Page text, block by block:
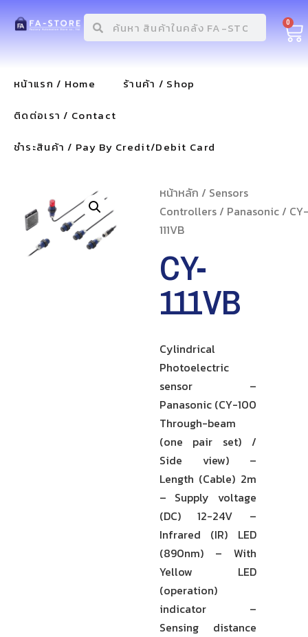
0
หน้าแรก / Home
ร้านค้า / Shop
ติดต่อเรา / Contact
ชำระสินค้า / Pay By Credit/Debit Card
หน้าหลัก / Sensors
Controllers/ Panasonic/ CY-
111VB
CY-
111VB
Cylindrical
Photoelectric
sensor –
Panasonic (CY-100
Through-beam
(one pair set) /
Side view) –
Length (Cable) 2m
– Supply voltage
(DC) 12-24V –
Infrared (IR) LED
(890nm) – With
Yellow LED
(operation)
indicator –
Sensing distance